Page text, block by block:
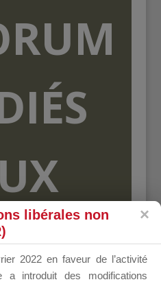
libérales non
2022 en faveur de l’activité
a introduit des modifications